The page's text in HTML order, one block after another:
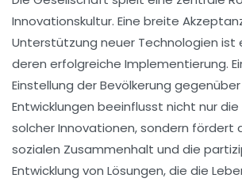
Innovationskultur. Eine breite
Unterstützung neuer Technologien ist
deren erfolgreiche Implementierung.
Einstellung der Bevölkerung gegenüber
Entwicklungen beeinflusst nicht nur die
solcher Innovationen, sondern fördert
sozialen Zusammenhalt und die
Entwicklung von Lösungen, die die